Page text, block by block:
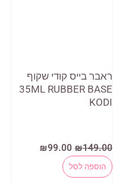
ראבר בייס קודי שקוף
35ML RUBBER BASE
KODI
₪149.00
המחיר
המקורי
היה:
₪149.00.
₪99.00
הוספה לסל